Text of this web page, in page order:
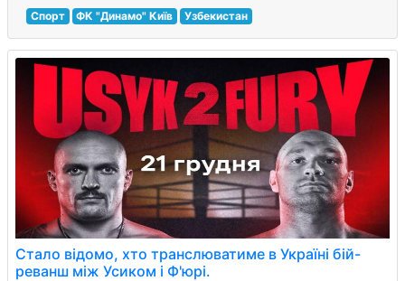
Спорт ФК "Динамо" Київ Узбекистан
Стало відомо, хто транслюватиме в Україні бій-
реванш між Усиком і Ф'юрі.